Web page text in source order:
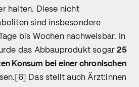
halten. Diese nicht
sind insbesondere
bis Wochen nachweisbar. In
das Abbauprodukt sogar25
Konsum bei einer chronischen
Das stellt auch Ärzt:innen